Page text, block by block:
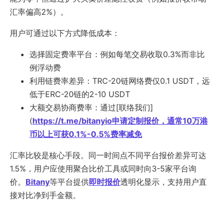
汇率偏高2%）。
用户可通过以下方式降低成本：
选择固定费率平台：例如每笔交易收取0.3%而非比
例浮动费
利用链费率差异：TRC-20链网络费仅0.1 USDT，远
低于ERC-20链的2-10 USDT
大额交易协商费率：通过[联络我们]
(https://t.me/bitanyio申请定制报价，通常10万港
币以上可获0.1%-0.5%费率减免
汇率比较是核心手段。同一时间点不同平台报价差异可达
1.5%，用户应使用聚合比价工具或同时向3-5家平台询
价。 Bitany等平台提供即时报价透明化显示，支持用户直
接对比净到手金额。